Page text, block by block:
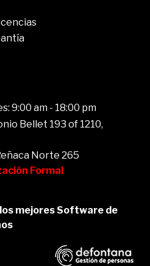
9:00 am - 18:00 pm
Bellet 193 of 1210,
Norte 265
Formal
mejores Software de